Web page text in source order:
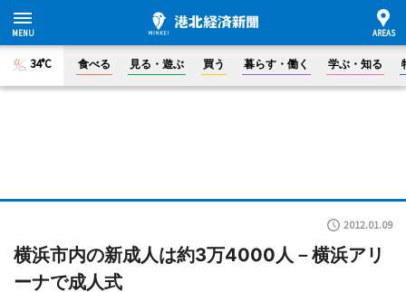
34°C 食べる 見る・遊ぶ 買う 暮らす・働く 学ぶ・知る
2012.01.09
横浜市内の新成人は約3万4000人－横浜アリ
ーナで成人式